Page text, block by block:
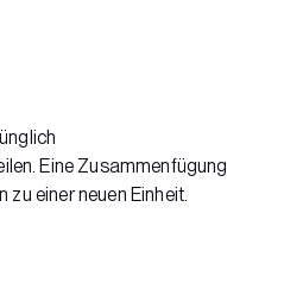
Eine Zusammenfügung
zu einer neuen Einheit.